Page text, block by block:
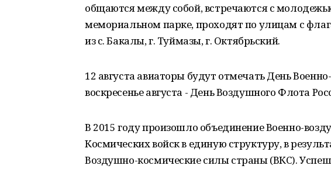
общаются между собой, встречаются с
мемориальном парке, проходят по улицам с
из с. Бакалы, г. Туймазы, г. Октябрьский.
12 августа авиаторы будут отмечать День
воскресенье августа - День Воздушного Флота
В 2015 году произошло объединение Военно-
Космических войск в единую структуру, в
Воздушно-космические силы страны (ВКС).